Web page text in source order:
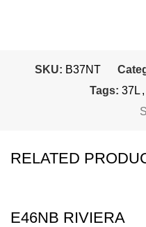
SKU: B37NT
Tags: 37L ,
RELATED
E46NB RIVIERA